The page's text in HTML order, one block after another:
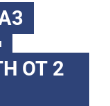
ОТ 2